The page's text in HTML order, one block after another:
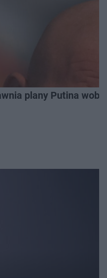
plany Putina